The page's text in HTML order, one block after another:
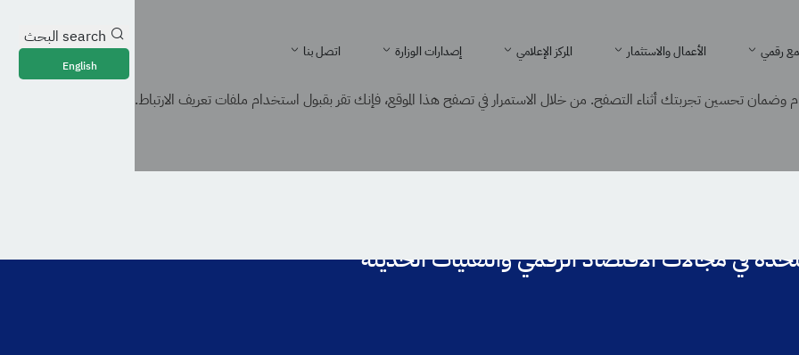
رقمي الأعمال والاستثمار المركز الإعلامي إصدارات الوزارة اتصل بنا
search البحث
English
في مجالات الاقتصاد الرقمي والتقنيات الحديثة
تحسين تجربتك أثناء التصفح. من خلال الاستمرار في تصفح هذا الموقع، فإنك تقر بقبول استخدام ملفات تعريف الارتباط.